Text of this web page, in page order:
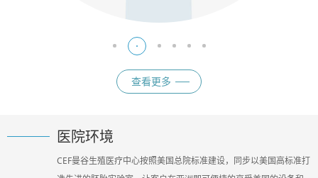
查看更多
医院环境
CEF曼谷生殖医疗中心按照美国总院标准建设，同步以美国高标准打